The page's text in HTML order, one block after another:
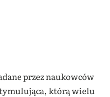
przez naukowców
którą wielu